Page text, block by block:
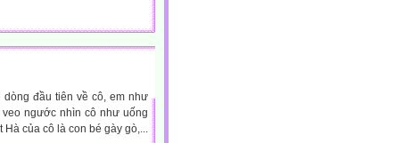
đầu tiên về cô, em như
ngước nhìn cô như uống
của cô là con bé gày gò,...